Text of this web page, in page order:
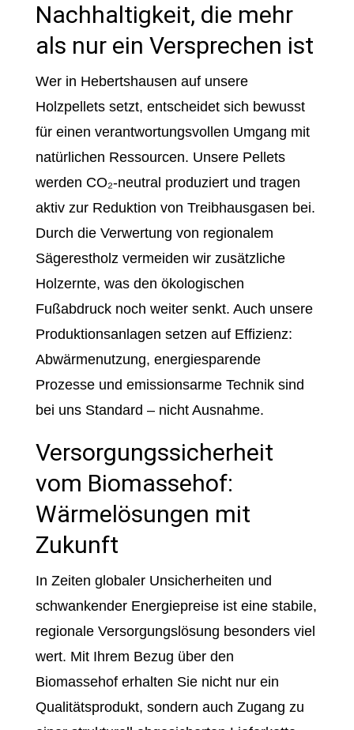
Nachhaltigkeit, die mehr
als nur ein Versprechen ist
Wer in Hebertshausen auf unsere
Holzpellets setzt, entscheidet sich bewusst
für einen verantwortungsvollen Umgang mit
natürlichen Ressourcen. Unsere Pellets
werden CO₂-neutral produziert und tragen
aktiv zur Reduktion von Treibhausgasen bei.
Durch die Verwertung von regionalem
Sägerestholz vermeiden wir zusätzliche
Holzernte, was den ökologischen
Fußabdruck noch weiter senkt. Auch unsere
Produktionsanlagen setzen auf Effizienz:
Abwärmenutzung, energiesparende
Prozesse und emissionsarme Technik sind
bei uns Standard – nicht Ausnahme.
Versorgungssicherheit
vom Biomassehof:
Wärmelösungen mit
Zukunft
In Zeiten globaler Unsicherheiten und
schwankender Energiepreise ist eine stabile,
regionale Versorgungslösung besonders viel
wert. Mit Ihrem Bezug über den
Biomassehof erhalten Sie nicht nur ein
Qualitätsprodukt, sondern auch Zugang zu